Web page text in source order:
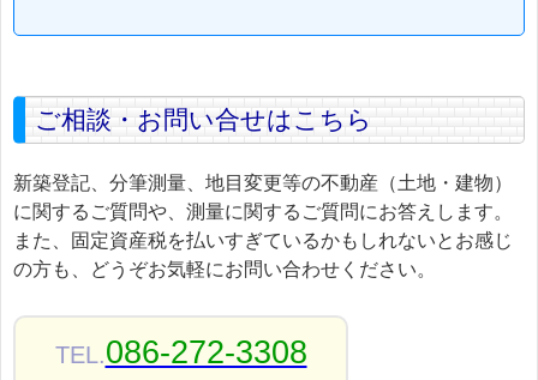
ご相談・お問い合せはこちら
新築登記、分筆測量、地目変更等の不動産（土地・建物）
に関するご質問や、測量に関するご質問にお答えします。
また、固定資産税を払いすぎているかもしれないとお感じ
の方も、どうぞお気軽にお問い合わせください。
TEL.086-272-3308